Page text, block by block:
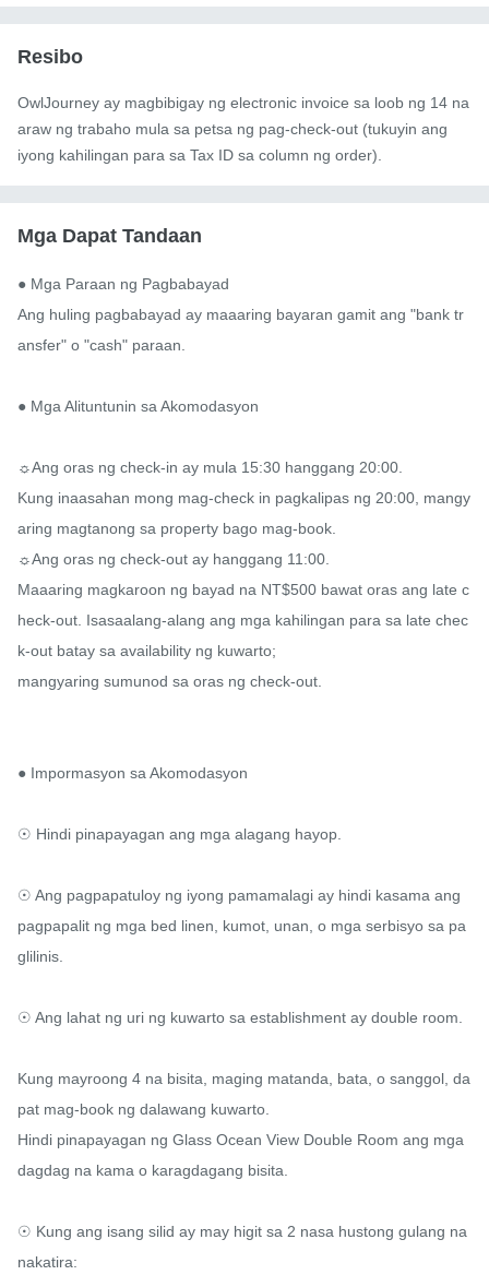
Resibo
OwlJourney ay magbibigay ng electronic invoice sa loob ng 14 na
araw ng trabaho mula sa petsa ng pag-check-out (tukuyin ang
iyong kahilingan para sa Tax ID sa column ng order).
Mga Dapat Tandaan
● Mga Paraan ng Pagbabayad
Ang huling pagbabayad ay maaaring bayaran gamit ang "bank tr
ansfer" o "cash" paraan.
● Mga Alituntunin sa Akomodasyon
☼Ang oras ng check-in ay mula 15:30 hanggang 20:00.
Kung inaasahan mong mag-check in pagkalipas ng 20:00, mangy
aring magtanong sa property bago mag-book.
☼Ang oras ng check-out ay hanggang 11:00.
Maaaring magkaroon ng bayad na NT$500 bawat oras ang late c
heck-out. Isasaalang-alang ang mga kahilingan para sa late chec
k-out batay sa availability ng kuwarto;
mangyaring sumunod sa oras ng check-out.
● Impormasyon sa Akomodasyon
☉ Hindi pinapayagan ang mga alagang hayop.
☉ Ang pagpapatuloy ng iyong pamamalagi ay hindi kasama ang
pagpapalit ng mga bed linen, kumot, unan, o mga serbisyo sa pa
glilinis.
☉ Ang lahat ng uri ng kuwarto sa establishment ay double room.
Kung mayroong 4 na bisita, maging matanda, bata, o sanggol, da
pat mag-book ng dalawang kuwarto.
Hindi pinapayagan ng Glass Ocean View Double Room ang mga
dagdag na kama o karagdagang bisita.
☉ Kung ang isang silid ay may higit sa 2 nasa hustong gulang na
nakatira: